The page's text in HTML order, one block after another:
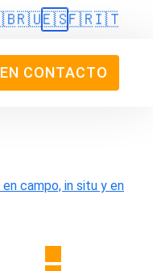
🇷🇺🇪🇸🇫🇷🇮🇹
CONTACTO
campo, in situ y en